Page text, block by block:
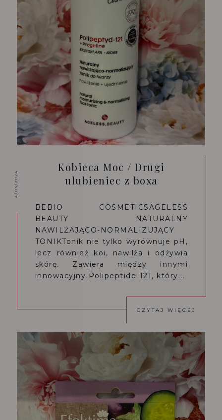
4/03/2024
Kobieca Moc / Drugi
ulubieniec z boxa
BEBIO COSMETICSAGELESS
BEAUTY NATURALNY
NAWILŻAJĄCO-NORMALIZUJĄCY
TONIKTonik nie tylko wyrównuje pH,
lecz również koi, nawilża i odżywia
skórę. Zawiera między innymi
innowacyjny Polipeptide-121, który...
CZYTAJ WIĘCEJ